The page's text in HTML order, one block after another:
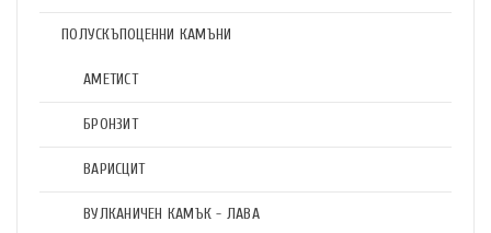
ПОЛУСКЪПОЦЕННИ КАМЪНИ
АМЕТИСТ
БРОНЗИТ
ВАРИСЦИТ
ВУЛКАНИЧЕН КАМЪК - ЛАВА